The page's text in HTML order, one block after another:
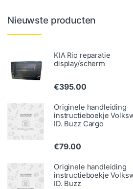
Nieuwste producten
KIA Rio reparatie
display/scherm
€395.00
Originele handleiding
instructieboekje
ID. Buzz Cargo
€79.00
Originele handleiding
instructieboekje
ID. Buzz